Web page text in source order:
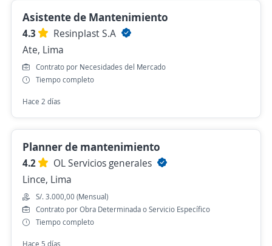
Asistente de Mantenimiento
4.3
Resinplast S.A
Ate, Lima
Contrato por Necesidades del Mercado
Tiempo completo
Hace 2 días
Planner de mantenimiento
4.2
OL Servicios generales
Lince, Lima
S/. 3.000,00 (Mensual)
Contrato por Obra Determinada o Servicio Específico
Tiempo completo
Hace 5 días